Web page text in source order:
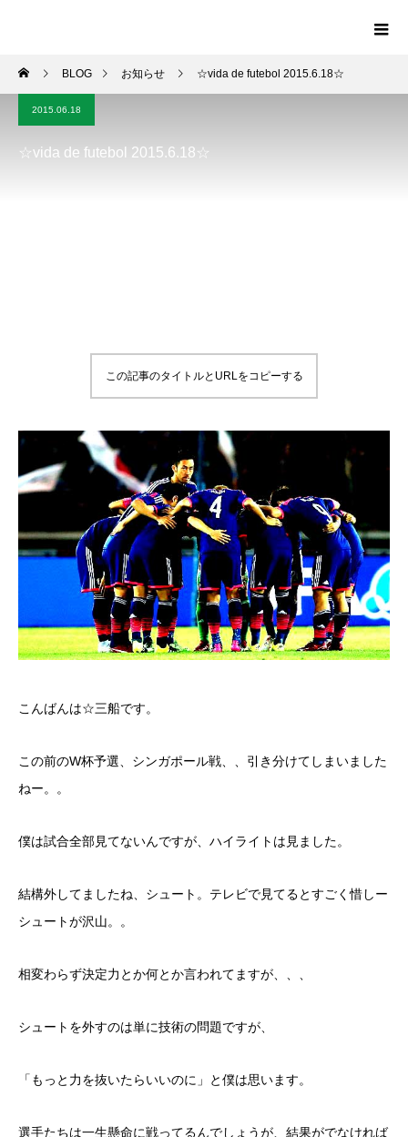
BLOG お知らせ ☆vida de futebol 2015.6.18☆
2015.06.18
☆vida de futebol 2015.6.18☆
この記事のタイトルとURLをコピーする
こんばんは☆三船です。
この前のW杯予選、シンガポール戦、、引き分けてしまいました
ねー。。
僕は試合全部見てないんですが、ハイライトは見ました。
結構外してましたね、シュート。テレビで見てるとすごく惜しー
シュートが沢山。。
相変わらず決定力とか何とか言われてますが、、、
シュートを外すのは単に技術の問題ですが、
「もっと力を抜いたらいいのに」と僕は思います。
選手たちは一生懸命に戦ってるんでしょうが、結果がでなければ